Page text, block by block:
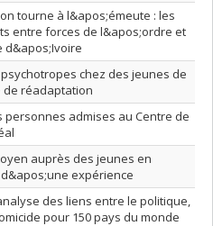
tourne à l&apos;émeute : les
entre forces de l&apos;ordre et
d&apos;Ivoire
chez des jeunes de
de réadaptation
personnes admises au Centre de
auprès des jeunes en
expérience
des liens entre le politique,
pour 150 pays du monde